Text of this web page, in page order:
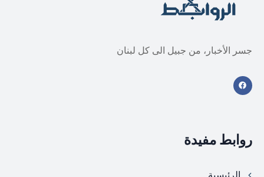
جسر الأخبار، من جبيل الى كل لبنان
روابط مفيدة